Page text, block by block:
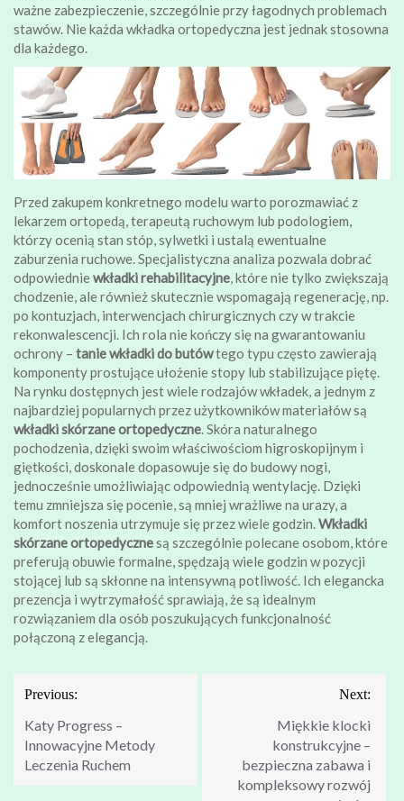
ważne zabezpieczenie, szczególnie przy łagodnych problemach
stawów. Nie każda wkładka ortopedyczna jest jednak stosowna
dla każdego.
Przed zakupem konkretnego modelu warto porozmawiać z
lekarzem ortopedą, terapeutą ruchowym lub podologiem,
którzy ocenią stan stóp, sylwetki i ustalą ewentualne
zaburzenia ruchowe. Specjalistyczna analiza pozwala dobrać
odpowiedniewkładki rehabilitacyjne, które nie tylko zwiększają
chodzenie, ale również skutecznie wspomagają regenerację, np.
po kontuzjach, interwencjach chirurgicznych czy w trakcie
rekonwalescencji. Ich rola nie kończy się na gwarantowaniu
ochrony – tanie wkładki do butówtego typu często zawierają
komponenty prostujące ułożenie stopy lub stabilizujące piętę.
Na rynku dostępnych jest wiele rodzajów wkładek, a jednym z
najbardziej popularnych przez użytkowników materiałów są
wkładki skórzane ortopedyczne. Skóra naturalnego
pochodzenia, dzięki swoim właściwościom higroskopijnym i
giętkości, doskonale dopasowuje się do budowy nogi,
jednocześnie umożliwiając odpowiednią wentylację. Dzięki
temu zmniejsza się pocenie, są mniej wrażliwe na urazy, a
komfort noszenia utrzymuje się przez wiele godzin.Wkładki
skórzane ortopedycznesą szczególnie polecane osobom, które
preferują obuwie formalne, spędzają wiele godzin w pozycji
stojącej lub są skłonne na intensywną potliwość. Ich elegancka
prezencja i wytrzymałość sprawiają, że są idealnym
rozwiązaniem dla osób poszukujących funkcjonalność
połączoną z elegancją.
Nawigacja
wpisu
Previous:
Katy Progress –
Innowacyjne Metody
Leczenia Ruchem
Next:
Miękkie klocki
konstrukcyjne –
bezpieczna zabawa i
kompleksowy rozwój